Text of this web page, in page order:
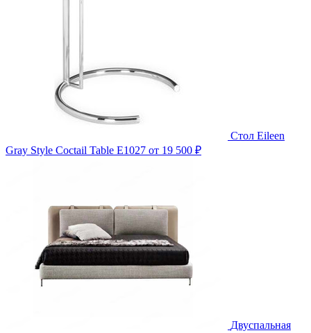
Стол Eileen
Gray Style Coctail Table E1027 от 19 500 ₽
Двуспальная